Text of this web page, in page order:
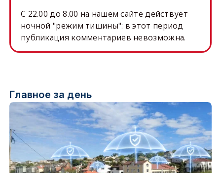
C 22.00 до 8.00 на нашем сайте действует
ночной "режим тишины": в этот период
публикация комментариев невозможна.
Главное за день